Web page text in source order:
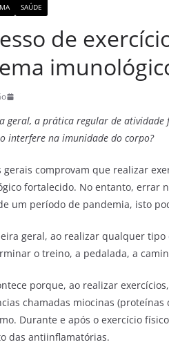
SAÚDE
de
geral, a prática regular de
interfere na imunidade do corpo?
gerais comprovam que realizar
fortalecido. No entanto, errar
um período de pandemia, isto
geral, ao realizar qualquer
o treino, a pedalada, a
porque, ao realizar
chamadas miocinas
Durante e após o exercício
das antiinflamatórias.